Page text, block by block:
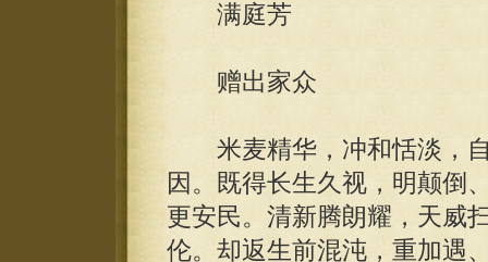
满庭芳
赠出家众
米麦精华，冲和恬淡，自
因。既得长生久视，明颠倒
更安民。清新腾朗耀，天威
伦。却返生前混沌，重加遇